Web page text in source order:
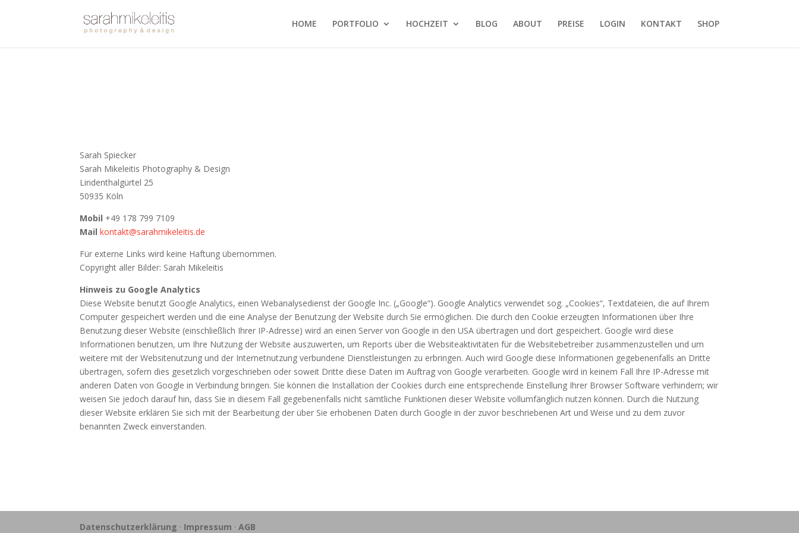
HOME PORTFOLIO HOCHZEIT BLOG ABOUT PREISE LOGIN KONTAKT SHOP
Sarah Spiecker
Sarah Mikeleitis Photography & Design
Lindenthalgürtel 25
50935 Köln
Mobil +49 178 799 7109
Mail kontakt@sarahmikeleitis.de
Für externe Links wird keine Haftung übernommen.
Copyright aller Bilder: Sarah Mikeleitis
Hinweis zu Google Analytics
Diese Website benutzt Google Analytics, einen Webanalysedienst der Google Inc. („Google“). Google Analytics verwendet sog. „Cookies“, Textdateien, die auf Ihrem
Computer gespeichert werden und die eine Analyse der Benutzung der Website durch Sie ermöglichen. Die durch den Cookie erzeugten Informationen über Ihre
Benutzung dieser Website (einschließlich Ihrer IP-Adresse) wird an einen Server von Google in den USA übertragen und dort gespeichert. Google wird diese
Informationen benutzen, um Ihre Nutzung der Website auszuwerten, um Reports über die Websiteaktivitäten für die Websitebetreiber zusammenzustellen und um
weitere mit der Websitenutzung und der Internetnutzung verbundene Dienstleistungen zu erbringen. Auch wird Google diese Informationen gegebenenfalls an Dritte
übertragen, sofern dies gesetzlich vorgeschrieben oder soweit Dritte diese Daten im Auftrag von Google verarbeiten. Google wird in keinem Fall Ihre IP-Adresse mit
anderen Daten von Google in Verbindung bringen. Sie können die Installation der Cookies durch eine entsprechende Einstellung Ihrer Browser Software verhindern; wir
weisen Sie jedoch darauf hin, dass Sie in diesem Fall gegebenenfalls nicht sämtliche Funktionen dieser Website vollumfänglich nutzen können. Durch die Nutzung
dieser Website erklären Sie sich mit der Bearbeitung der über Sie erhobenen Daten durch Google in der zuvor beschriebenen Art und Weise und zu dem zuvor
benannten Zweck einverstanden.
Datenschutzerklärung · Impressum ·AGB